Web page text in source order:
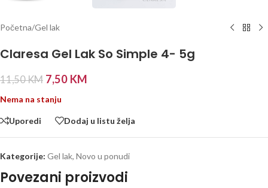
Početna/Gel lak
Claresa Gel Lak So Simple 4- 5g
11,50KM 7,50 KM
Nema na stanju
Uporedi Dodaj u listu želja
Kategorije: Gel lak, Novo u ponudi
Povezani proizvodi